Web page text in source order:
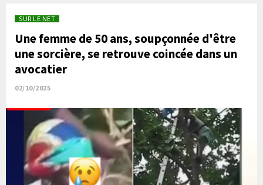
SUR LE NET
Une femme de 50 ans, soupçonnée d'être
une sorcière, se retrouve coincée dans un
avocatier
02/10/2025